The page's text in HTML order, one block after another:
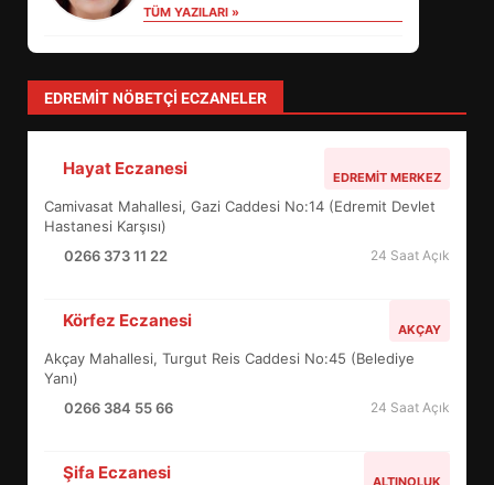
TÜM YAZILARI »
EDREMIT NÖBETÇI ECZANELER
Hayat Eczanesi EDREMIT MERKEZ
Camivasat Mahallesi, Gazi Caddesi No:14 (Edremit Devlet
Hastanesi Karşısı)
0266 373 11 22
24 Saat Açık
Körfez Eczanesi AKÇAY
Akçay Mahallesi, Turgut Reis Caddesi No:45 (Belediye
Yanı)
0266 384 55 66
24 Saat Açık
Şifa Eczanesi ALTINOLUK
3
4
ALTIEYLÜL’DE 19 MAYIS ŞÖLENİ
SOKAKLARA TAŞTI
5
EMİRHAN BOZ MİLLİ TAKIMDA!
MEYDANLARA TAŞTI